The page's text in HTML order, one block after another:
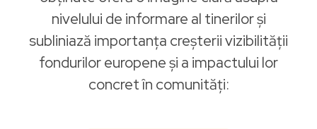
nivelului de informare al tinerilor și
subliniază importanța creșterii vizibilității
fondurilor europene și a impactului lor
concret în comunități: